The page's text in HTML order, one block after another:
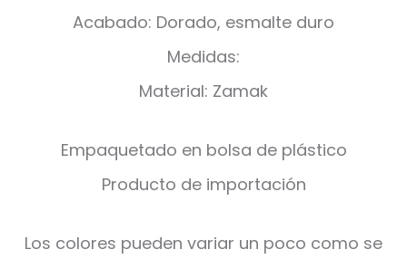
Acabado: Dorado, esmalte duro
Medidas:
Material: Zamak
Empaquetado en bolsa de plástico
Producto de importación
Los colores pueden variar un poco como se